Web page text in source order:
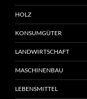
HOLZ
KONSUMGÜTER
LANDWIRTSCHAFT
MASCHINENBAU
LEBENSMITTEL